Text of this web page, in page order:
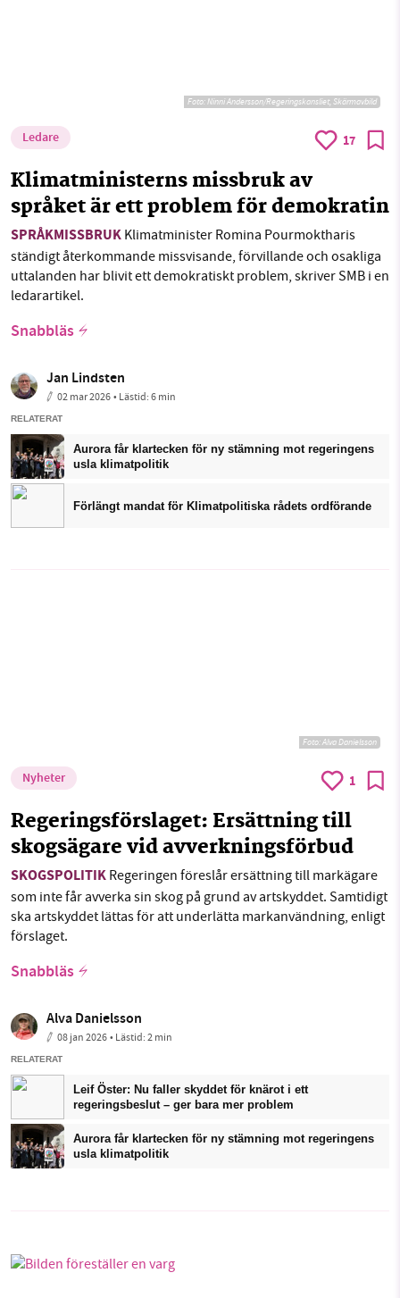
Foto:Ninni Andersson/Regeringskansliet, Skärmavbild
Ledare 17
Klimatministerns missbruk av
språket är ett problem för demokratin
SPRÅKMISSBRUK Klimatminister Romina Pourmoktharis
ständigt återkommande missvisande, förvillande och osakliga
uttalanden har blivit ett demokratiskt problem, skriver SMB i en
ledarartikel.
Snabbläs
Jan Lindsten
02 mar 2026• Lästid:6 min
RELATERAT
Aurora får klartecken för ny stämning mot regeringens
usla klimatpolitik
Förlängt mandat för Klimatpolitiska rådets ordförande
Foto: Alva Danielsson
Nyheter 1
Regeringsförslaget: Ersättning till
skogsägare vid avverkningsförbud
SKOGSPOLITIK Regeringen föreslår ersättning till markägare
som inte får avverka sin skog på grund av artskyddet. Samtidigt
ska artskyddet lättas för att underlätta markanvändning, enligt
förslaget.
Snabbläs
Alva Danielsson
08 jan 2026• Lästid:2 min
RELATERAT
Leif Öster: Nu faller skyddet för knärot i ett
regeringsbeslut – ger bara mer problem
Aurora får klartecken för ny stämning mot regeringens
usla klimatpolitik